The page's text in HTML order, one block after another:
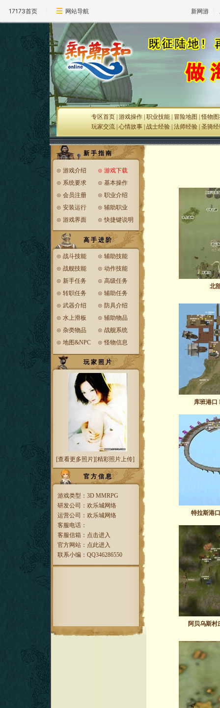
17173首页 网站导航 新网游
专区首页 |游戏操作 |职业技能 冒险地图 |怪物
玩家交流 |心情故事 |战士经验 |法师经验 |圣骑
新 手 指 南
⊙游戏介绍 ⊙游戏下载
⊙ 系统要求 ⊙基本操作
⊙会员注册 ⊙职业介绍
⊙安装运行 ⊙辅助职业
⊙游戏界面 ⊙快捷键说明
高 手 进 阶
⊙战斗技能 ⊙辅助技能
⊙战舰技能 ⊙动作技能
⊙ 新手任务 ⊙高级任务
⊙转职任务 ⊙辅助任务
⊙武器介绍 ⊙ 防具介绍
⊙水上滑板 ⊙辅助物品
⊙杂类物品 ⊙战舰系统
⊙地图&NPC ⊙怪物信息
玩 家 照 片
[查看更多照片][精彩照片上传]
官 方 信 息
游戏类型：3D MMRPG
研发公司：欢乐城网络
运营公司：欢乐城网络
客服电话：
客服信箱： 点击进入
官方网站： 点此进入
联系小编：QQ346286550
北
库班港口
特拉斯港
阿贝乌斯村